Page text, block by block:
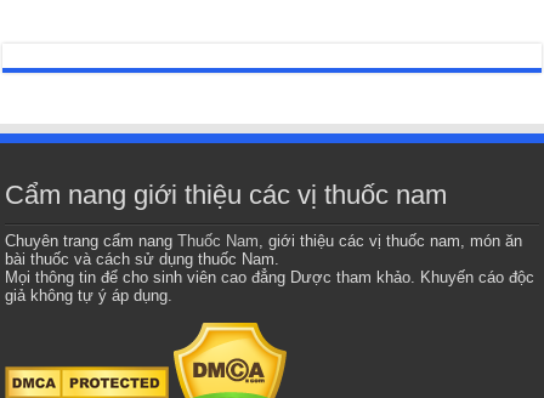
Cẩm nang giới thiệu các vị thuốc nam
Chuyên trang cẩm nangThuốc Nam , giới thiệu các vị thuốc nam, món ăn
bài thuốc và cách sử dụng thuốc Nam.
Mọi thông tin để cho sinh viên cao đẳng Dược tham khảo. Khuyến cáo độc
giả không tự ý áp dụng.